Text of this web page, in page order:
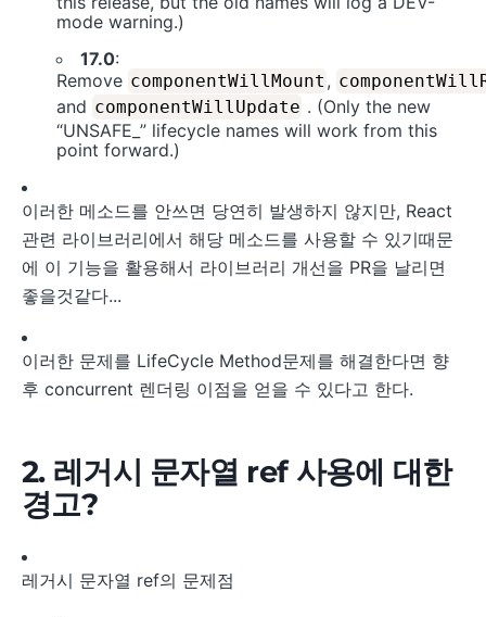
mode warning.)
17.0:
Remove componentWillMount ,
and componentWillUpdate . (Only the new
“UNSAFE_” lifecycle names will work from this
point forward.)
이러한 메소드를 안쓰면 당연히 발생하지 않지만, React
관련 라이브러리에서 해당 메소드를 사용할 수 있기때문
에 이 기능을 활용해서 라이브러리 개선을 PR을 날리면
좋을것같다...
이러한 문제를 LifeCycle Method문제를 해결한다면 향
후 concurrent 렌더링 이점을 얻을 수 있다고 한다.
2. 레거시 문자열 ref 사용에 대한
경고?
레거시 문자열 ref의 문제점